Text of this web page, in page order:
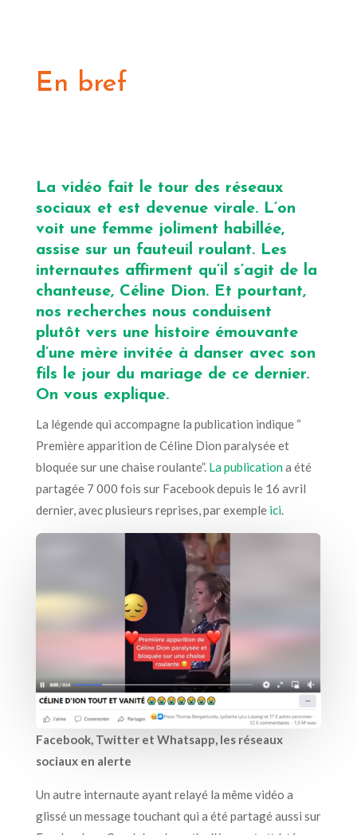
En bref
La vidéo fait le tour des réseaux
sociaux et est devenue virale. L’on
voit une femme joliment habillée,
assise sur un fauteuil roulant. Les
internautes affirment qu’il s’agit de la
chanteuse, Céline Dion. Et pourtant,
nos recherches nous conduisent
plutôt vers une histoire émouvante
d’une mère invitée à danser avec son
fils le jour du mariage de ce dernier.
On vous explique.
La légende qui accompagne la publication indique “
Première apparition de Céline Dion paralysée et
bloquée sur une chaise roulante”. La publicationa été
partagée 7 000 fois sur Facebook depuis le 16 avril
dernier, avec plusieurs reprises, par exemple ici.
Facebook, Twitter et Whatsapp, les réseaux
sociaux en alerte
Un autre internaute ayant relayé la même vidéo a
glissé un message touchant qui a été partagé aussi sur